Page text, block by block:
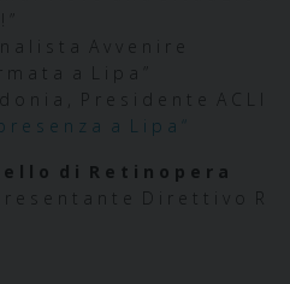
a l i s t a A v v e n i r e
m a t a a L i p a ”
o n i a , P r e s i d e n t e A C L I
r e s e n z a a L i p a “
l l o d i R e t i n o p e r a
r e s e n t a n t e D i r e t t i v o R